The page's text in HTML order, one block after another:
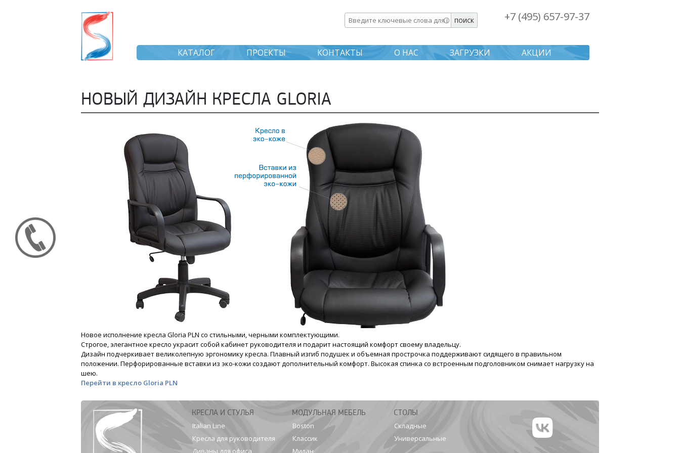
основному
содержанию
Введите ключевые слова для поиска +7 (495) 657-97-37
КАТАЛОГ ПРОЕКТЫ КОНТАКТЫ О НАС ЗАГРУЗКИ АКЦИИ
НОВЫЙ ДИЗАЙН КРЕСЛА GLORIA
Новое исполнение кресла Gloria PLN со стильными, черными комплектующими.
Строгое, элегантное кресло украсит собой кабинет руководителя и подарит настоящий комфорт своему владельцу.
Дизайн подчеркивает великолепную эргономику кресла. Плавный изгиб подушек и объемная прострочка поддерживают сидящего в правильном
положении. Перфорированные вставки из эко-кожи создают дополнительный комфорт. Высокая спинка со встроенным подголовником снимает нагрузку на
шею.
Перейти в кресло Gloria PLN
КРЕСЛА И СТУЛЬЯ
Italian Line
Кресла для руководителя
Диваны для офиса
МОДУЛЬНАЯ МЕБЕЛЬ
Boston
Классик
Милан
СТОЛЫ
Складные
Универсальные